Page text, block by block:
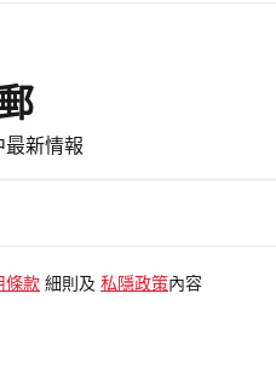
最新情報
條款 細則及 私隱政策內容